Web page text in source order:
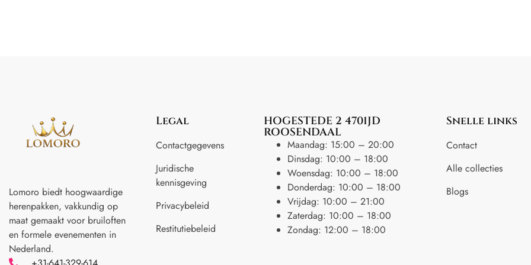
Lomoro biedt hoogwaardige
herenpakken, vakkundig op
maat gemaakt voor bruiloften
en formele evenementen in
Nederland.
Legal
Contactgegevens
Juridische
kennisgeving
Privacybeleid
Restitutiebeleid
HOGESTEDE 2 4701JD
ROOSENDAAL
Maandag: 15:00 – 20:00
Dinsdag: 10:00 – 18:00
Woensdag: 10:00 – 18:00
Donderdag: 10:00 – 18:00
Vrijdag: 10:00 – 21:00
Zaterdag: 10:00 – 18:00
Zondag: 12:00 – 18:00
Snelle links
Contact
Alle collecties
Blogs